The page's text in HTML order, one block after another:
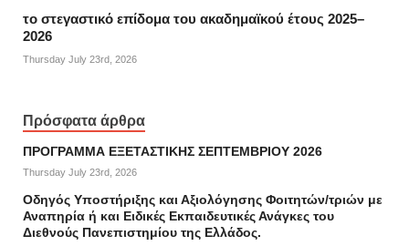
το στεγαστικό επίδομα του ακαδημαϊκού έτους 2025–
2026
Thursday July 23rd, 2026
Πρόσφατα άρθρα
ΠΡΟΓΡΑΜΜΑ ΕΞΕΤΑΣΤΙΚΗΣ ΣΕΠΤΕΜΒΡΙΟΥ 2026
Thursday July 23rd, 2026
Οδηγός Υποστήριξης και Αξιολόγησης Φοιτητών/τριών με
Αναπηρία ή και Ειδικές Εκπαιδευτικές Ανάγκες του
Διεθνούς Πανεπιστημίου της Ελλάδος.